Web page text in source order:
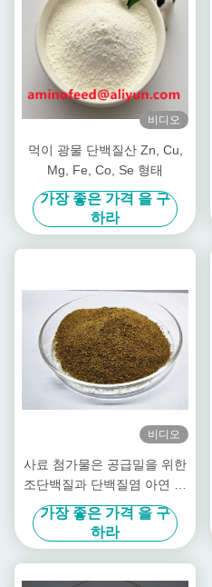
비디오
먹이 광물 단백질산 Zn, Cu,
Mg, Fe, Co, Se 형태
가장 좋은 가격 을 구
하라
비디오
사료 첨가물은 공급밀을 위한
조단백질과 단백질염 아연 아
연 파우더를 킬레이팅했습니
다
가장 좋은 가격 을 구
하라